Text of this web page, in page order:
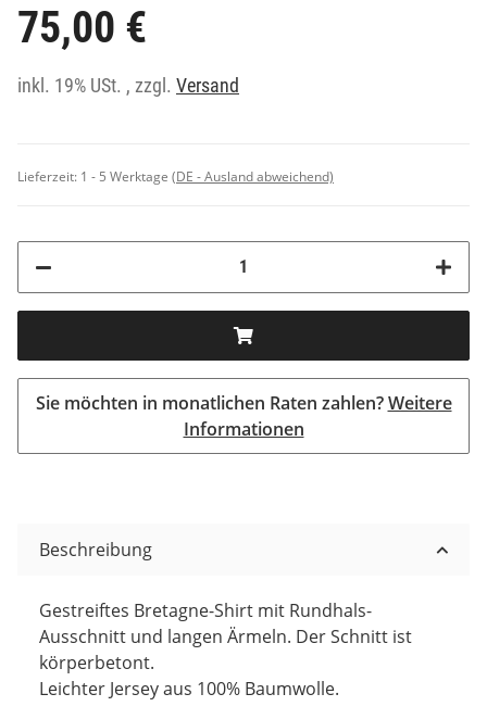
75,00 €
inkl. 19% USt. , zzgl. Versand
Lieferzeit: 1 - 5 Werktage (DE - Ausland abweichend)
Sie möchten in monatlichen Raten zahlen?Weitere
Informationen
Beschreibung
Gestreiftes Bretagne-Shirt mit Rundhals-
Ausschnitt und langen Ärmeln. Der Schnitt ist
körperbetont.
Leichter Jersey aus 100% Baumwolle.